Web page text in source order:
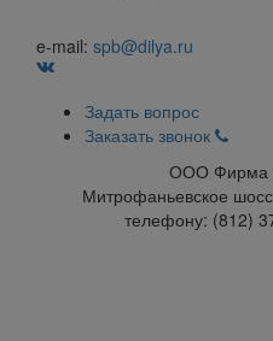
e-mail: spb@dilya.ru
Задать вопрос
Заказать звонок
ООО Фирма
Митрофаньевское
телефону: (812)